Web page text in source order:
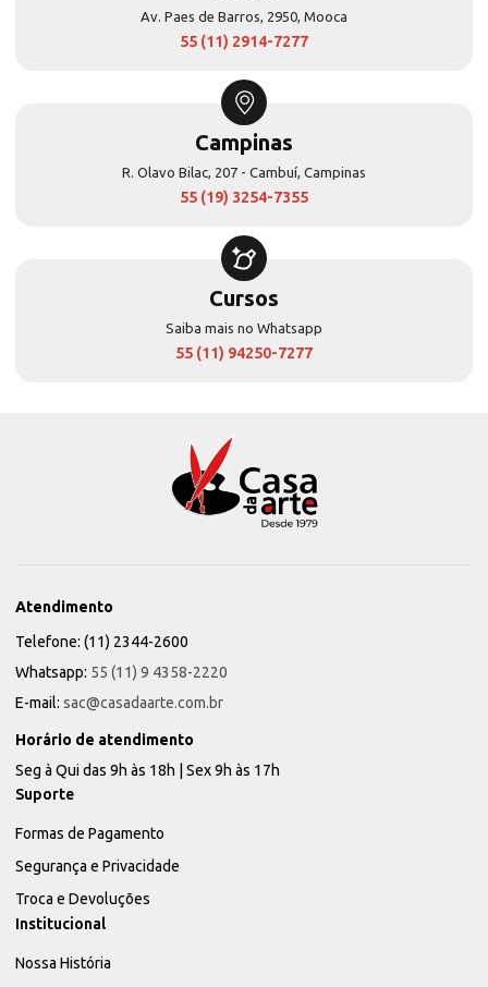
Av. Paes de Barros, 2950, Mooca
55 (11) 2914-7277
Campinas
R. Olavo Bilac, 207 - Cambuí, Campinas
55 (19) 3254-7355
Cursos
Saiba mais no Whatsapp
55 (11) 94250-7277
Atendimento
Telefone: (11) 2344-2600
Whatsapp: 55 (11) 9 4358-2220
E-mail: sac@casadaarte.com.br
Horário de atendimento
Seg à Qui das 9h às 18h | Sex 9h às 17h
Suporte
Formas de Pagamento
Segurança e Privacidade
Troca e Devoluções
Institucional
Nossa História